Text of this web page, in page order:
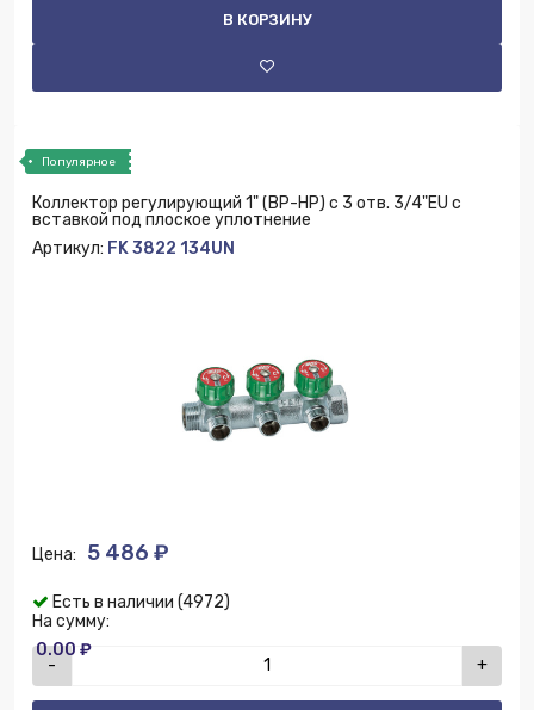
В КОРЗИНУ
Популярное
Коллектор регулирующий 1" (ВР-НР) с 3 отв. 3/4"EU с
вставкой под плоское уплотнение
Артикул: FK 3822 134UN
Цена: 5 486 ₽
Есть в наличии (4972)
На сумму:
0.00 ₽
- +